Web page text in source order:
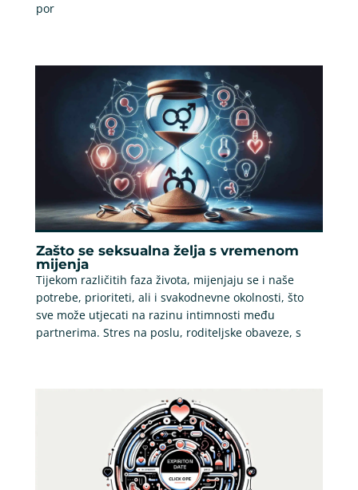
por
Zašto se seksualna želja s vremenom
mijenja
Tijekom različitih faza života, mijenjaju se i naše
potrebe, prioriteti, ali i svakodnevne okolnosti, što
sve može utjecati na razinu intimnosti među
partnerima. Stres na poslu, roditeljske obaveze, s